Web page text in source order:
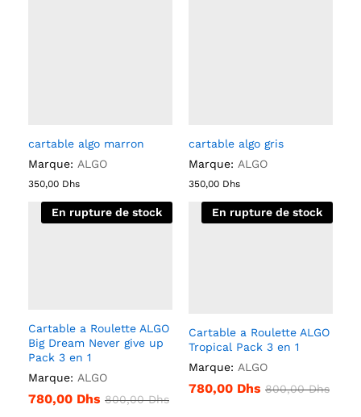
cartable algo marron
Marque: ALGO
350,00 Dhs
cartable algo gris
Marque: ALGO
350,00 Dhs
En rupture de stock
Cartable a Roulette ALGO
Big Dream Never give up
Pack 3 en 1
Marque: ALGO
780,00 Dhs 800,00Dhs
En rupture de stock
Cartable a Roulette ALGO
Tropical Pack 3 en 1
Marque: ALGO
780,00 Dhs 800,00Dhs